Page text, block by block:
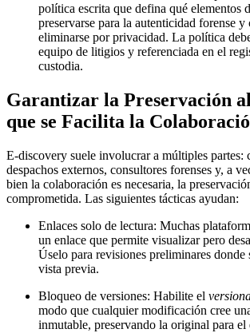
política escrita que defina qué elementos
preservarse para la autenticidad forense y
eliminarse por privacidad. La política
equipo de litigios y referenciada en el
custodia.
Garantizar la Preservación
que se Facilita la
E‑discovery suele involucrar a múltiples partes:
despachos externos, consultores forenses y, a
bien la colaboración es necesaria, la
comprometida. Las siguientes tácticas ayudan:
Enlaces solo de lectura: Muchas
un enlace que permite visualizar pero
Úselo para revisiones preliminares donde
vista previa.
Bloqueo de versiones: Habilite el
modo que cualquier modificación cree
inmutable, preservando la original para el